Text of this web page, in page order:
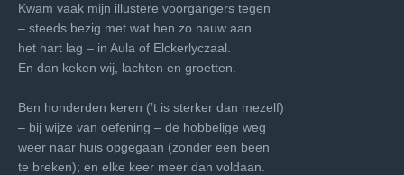
Kwam vaak mijn illustere voorgangers tegen
– steeds bezig met wat hen zo nauw aan
het hart lag – in Aula of Elckerlyczaal.
En dan keken wij, lachten en groetten.
Ben honderden keren (’t is sterker dan mezelf)
– bij wijze van oefening – de hobbelige weg
weer naar huis opgegaan (zonder een been
te breken); en elke keer meer dan voldaan.